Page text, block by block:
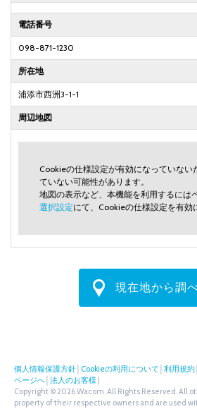
電話番号
098-871-1230
所在地
浦添市西洲3-1-1
周辺地図
Cookieの仕様設定が有効になっていない
ていない可能性があります。
地図の表示など、本機能を利用するには
選択設定にて、Cookieの仕様設定を有効
現在地から調
個人情報保護方針 Cookieの利用について 利用規約
ページへ 法人のお客様
Copyright © 2026 Wacom. All Rights Reserved. All
property of their respective owners and are used